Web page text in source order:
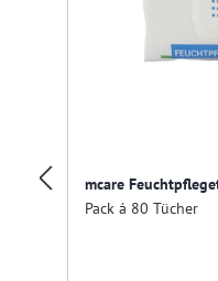
mcare
Pack á 80 Tücher